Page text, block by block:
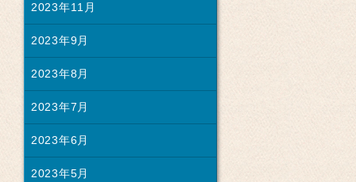
2023年11月
2023年9月
2023年8月
2023年7月
2023年6月
2023年5月